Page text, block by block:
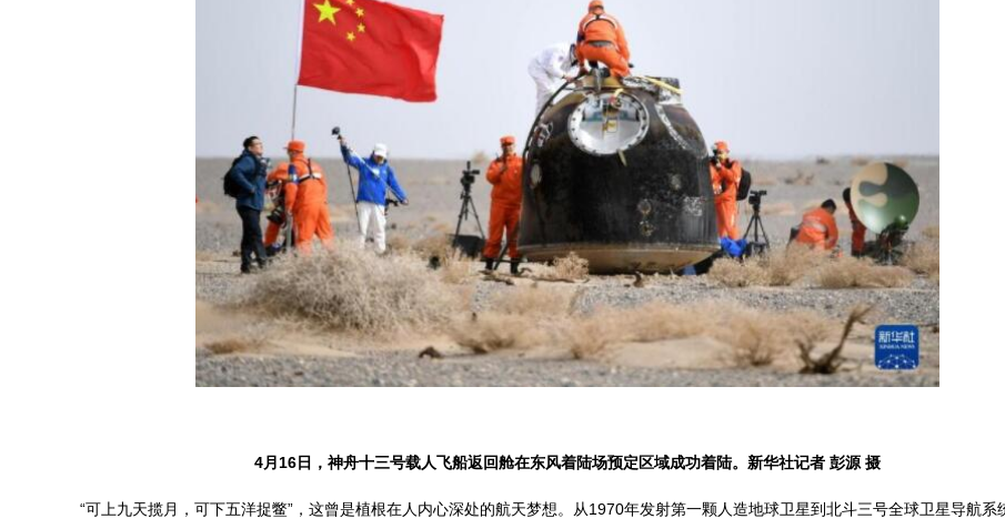
4月16日，神舟十三号载人飞船返回舱在东风着陆场预定区域成功着陆。新华社记者 彭源 摄
“可上九天揽月，可下五洋捉鳖”，这曾是植根在人内心深处的航天梦想。从1970年发射第一颗人造地球卫星到北斗三号全球卫星导航系